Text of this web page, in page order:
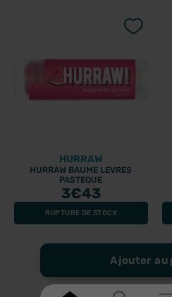
Ajouter au
HURRAW
HURRAW BAUME LEVRES
PASTEQUE
3€43
RUPTURE DE STOCK